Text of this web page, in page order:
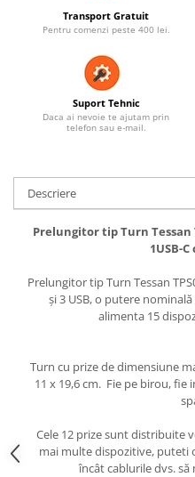
Transport Gratuit
Pentru comenzi peste 400 lei.
Suport Tehnic
Daca ai nevoie te ajutam prin
telefon sau e-mail.
Descriere
Prelungitor tip Turn Tessan
1USB-
Prelungitor tip Turn Tessan
și 3 USB, o putere
alimenta 15
Turn cu prize de dimensiune
11 x 19,6 cm. Fie pe birou,
Cele 12 prize sunt distribuite
mai multe dispozitive, puteti
încât cablurile dvs.